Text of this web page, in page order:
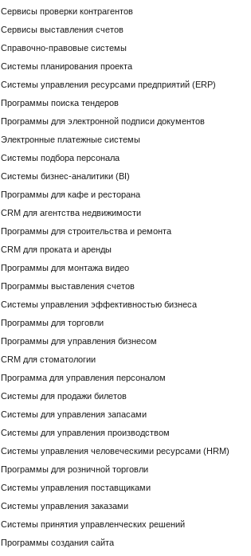
Сервисы проверки контрагентов
Сервисы выставления счетов
Справочно-правовые системы
Системы планирования проекта
Системы управления ресурсами предприятий (ERP)
Программы поиска тендеров
Программы для электронной подписи документов
Электронные платежные системы
Системы подбора персонала
Системы бизнес-аналитики (BI)
Программы для кафе и ресторана
CRM для агентства недвижимости
Программы для строительства и ремонта
CRM для проката и аренды
Программы для монтажа видео
Программы выставления счетов
Системы управления эффективностью бизнеса
Программы для торговли
Программы для управления бизнесом
CRM для стоматологии
Программа для управления персоналом
Системы для продажи билетов
Системы для управления запасами
Системы для управления производством
Системы управления человеческими ресурсами (HRM)
Программы для розничной торговли
Системы управления поставщиками
Системы управления заказами
Системы принятия управленческих решений
Программы создания сайта